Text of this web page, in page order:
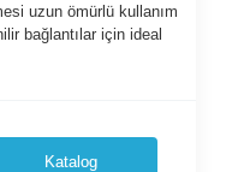
uzun ömürlü kullanım
bağlantılar için ideal
Katalog